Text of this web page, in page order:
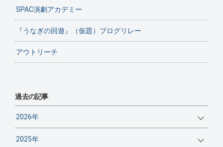
SPAC演劇アカデミー
『うなぎの回遊』（仮題）ブログリレー
アウトリーチ
過去の記事
2026年
2025年